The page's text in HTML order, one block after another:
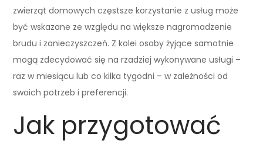
zwierząt domowych częstsze korzystanie z usług może
być wskazane ze względu na większe nagromadzenie
brudu i zanieczyszczeń. Z kolei osoby żyjące samotnie
mogą zdecydować się na rzadziej wykonywane usługi –
raz w miesiącu lub co kilka tygodni – w zależności od
swoich potrzeb i preferencji.
Jak przygotować